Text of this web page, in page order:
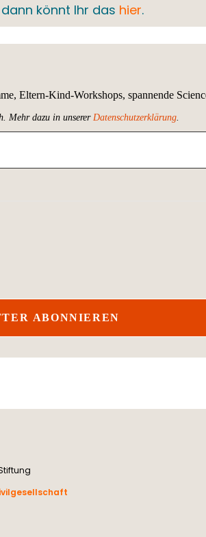
könnt Ihr das hier.
Eltern-Kind-Workshops, spannende
Mehr dazu in unserer Datenschutzerklärung